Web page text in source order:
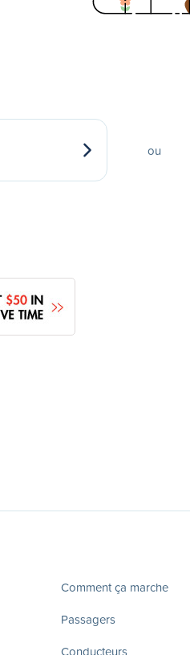
ou
Comment ça marche
Passagers
Conducteurs